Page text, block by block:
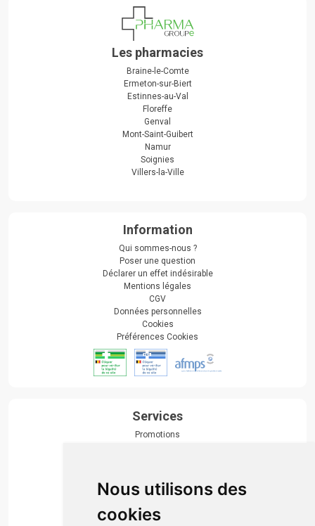
Nous utilisons des
cookies
Les pharmacies
Braine-le-Comte
Ermeton-sur-Biert
Estinnes-au-Val
Floreffe
Genval
Mont-Saint-Guibert
Namur
Soignies
Villers-la-Ville
Information
Qui sommes-nous ?
Poser une question
Déclarer un effet indésirable
Mentions légales
CGV
Données personnelles
Cookies
Préférences Cookies
Services
Promotions
Actualités & conseils
Événements
Marques